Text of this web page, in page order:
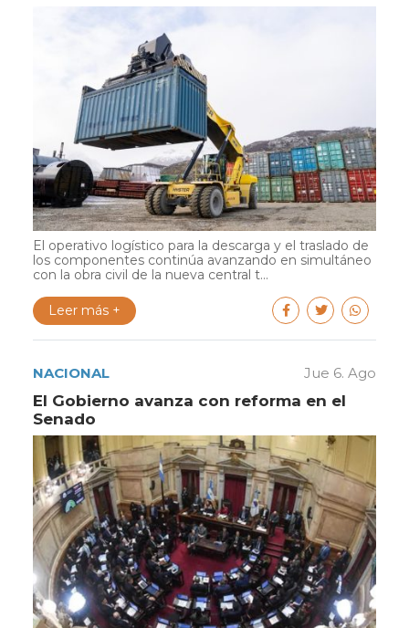
El operativo logístico para la descarga y el traslado de
los componentes continúa avanzando en simultáneo
con la obra civil de la nueva central t...
Leer más +
NACIONAL Jue 6. Ago
El Gobierno avanza con reforma en el
Senado